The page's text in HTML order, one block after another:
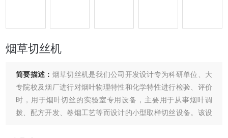
烟草切丝机
简要描述： 烟草切丝机是我们公司开发设计专为科研单位、大
专院校及烟厂进行对烟叶物理特性和化学特性进行检验、评价
时，用于烟叶切丝的实验室专用设备，主要用于从事烟叶调
拨、配方开发、卷烟工艺等而设计的小型取样切丝设备。该设